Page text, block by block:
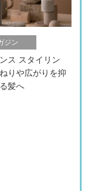
ジン
ス スタイリン
りや広がりを抑
髪へ